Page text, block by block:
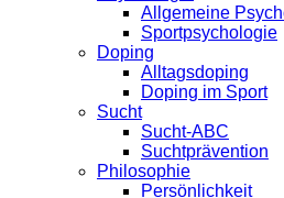
Allgemeine
Sportpsychologie
Doping
Alltagsdoping
Doping im Sport
Sucht
Sucht-ABC
Suchtprävention
Philosophie
Persönlichkeit